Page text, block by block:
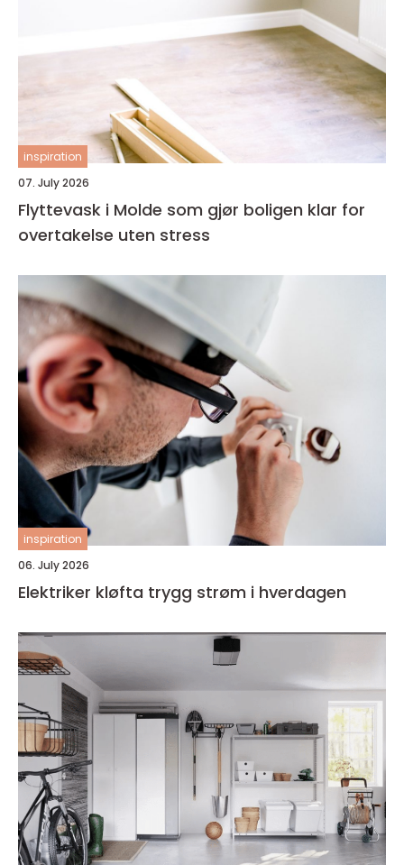
inspiration
07. July 2026
Flyttevask i Molde som gjør boligen klar for
overtakelse uten stress
inspiration
06. July 2026
Elektriker kløfta trygg strøm i hverdagen